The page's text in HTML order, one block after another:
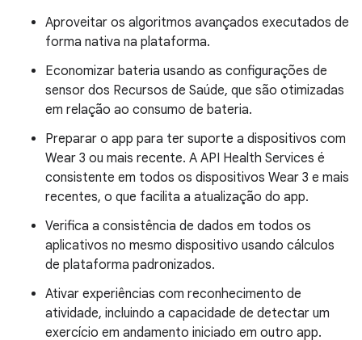
Aproveitar os algoritmos avançados executados de
forma nativa na plataforma.
Economizar bateria usando as configurações de
sensor dos Recursos de Saúde, que são otimizadas
em relação ao consumo de bateria.
Preparar o app para ter suporte a dispositivos com
Wear 3 ou mais recente. A API Health Services é
consistente em todos os dispositivos Wear 3 e mais
recentes, o que facilita a atualização do app.
Verifica a consistência de dados em todos os
aplicativos no mesmo dispositivo usando cálculos
de plataforma padronizados.
Ativar experiências com reconhecimento de
atividade, incluindo a capacidade de detectar um
exercício em andamento iniciado em outro app.